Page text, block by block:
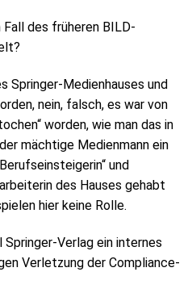
Fall des früheren BILD-
Springer-Medienhauses und
nein, falsch, es war von
worden, wie man das in
mächtige Medienmann ein
und
des Hauses gehabt
hier keine Rolle.
Verlag ein internes
Verletzung der Compliance-